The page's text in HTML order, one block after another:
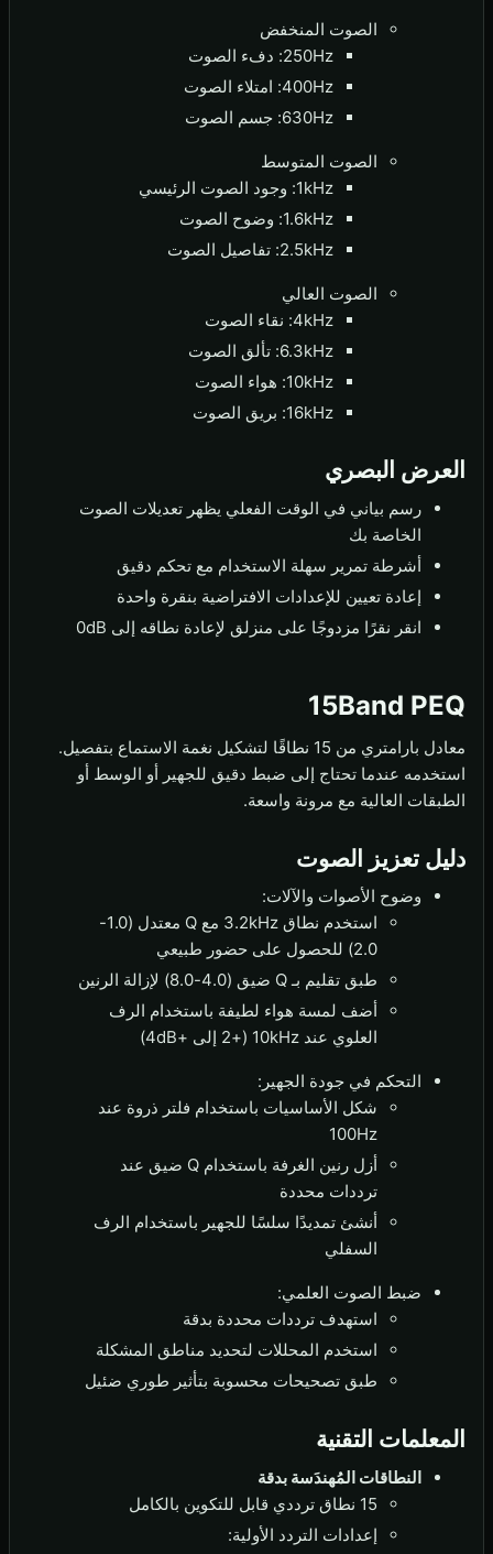
الصوت المنخفض
250Hz: دفء الصوت
400Hz: امتلاء الصوت
630Hz: جسم الصوت
الصوت المتوسط
1kHz: وجود الصوت الرئيسي
1.6kHz: وضوح الصوت
2.5kHz: تفاصيل الصوت
الصوت العالي
4kHz: نقاء الصوت
6.3kHz: تألق الصوت
10kHz: هواء الصوت
16kHz: بريق الصوت
العرض البصري
رسم بياني في الوقت الفعلي يظهر تعديلات الصوت
الخاصة بك
أشرطة تمرير سهلة الاستخدام مع تحكم دقيق
إعادة تعيين للإعدادات الافتراضية بنقرة واحدة
انقر نقرًا مزدوجًا على منزلق لإعادة نطاقه إلى 0dB
15Band PEQ
معادل بارامتري من 15 نطاقًا لتشكيل نغمة الاستماع بتفصيل.
استخدمه عندما تحتاج إلى ضبط دقيق للجهير أو الوسط أو
الطبقات العالية مع مرونة واسعة.
دليل تعزيز الصوت
وضوح الأصوات والآلات:
استخدم نطاق 3.2kHz مع Q معتدل (1.0-
2.0) للحصول على حضور طبيعي
طبق تقليم بـ Q ضيق (4.0-8.0) لإزالة الرنين
أضف لمسة هواء لطيفة باستخدام الرف
العلوي عند 10kHz (+2 إلى +4dB)
التحكم في جودة الجهير:
شكل الأساسيات باستخدام فلتر ذروة عند
100Hz
أزل رنين الغرفة باستخدام Q ضيق عند
ترددات محددة
أنشئ تمديدًا سلسًا للجهير باستخدام الرف
السفلي
ضبط الصوت العلمي:
استهدف ترددات محددة بدقة
استخدم المحللات لتحديد مناطق المشكلة
طبق تصحيحات محسوبة بتأثير طوري ضئيل
المعلمات التقنية
النطاقات المُهندَسة بدقة
15 نطاق ترددي قابل للتكوين بالكامل
إعدادات التردد الأولية: